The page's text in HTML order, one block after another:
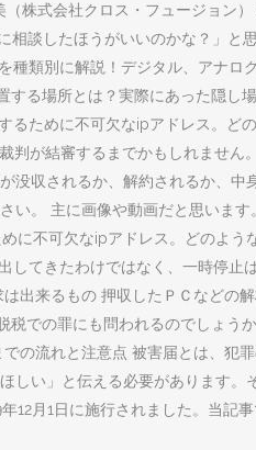
株式会社クロス・フュージョン
談したほうがいいのかな？」と
類別に解説！デジタル、アナロ
る場所とは？実際にあった隠し
ために不可欠なipアドレス。ど
が結審するまでかもしれません
収されるか、解約されるか、中
。 主に画像や動画だと思いま
に不可欠なipアドレス。どのよ
てきたわけではなく、一時停止
来るもの 押収したＰＣなどの解
での罪にも問われるのでしょう
の流れと注意点 被害届とは、犯
い」と伝える必要があります。
月1日に施行されました。当記